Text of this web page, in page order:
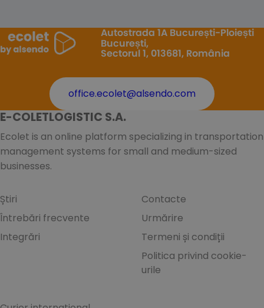
Autostrada 1A București-Ploiești
București,
Sectorul 1, 013681, România
office.ecolet@alsendo.com
E-COLETLOGISTIC S.A.
Ecolet is an online platform specializing in transportation
management systems for small and medium-sized
businesses.
Știri
Întrebări frecvente
Integrări
Contacte
Urmărire
Termeni și condiții
Politica privind cookie-
urile